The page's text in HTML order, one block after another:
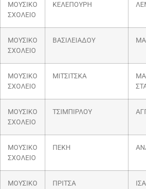
ΜΟΥΣΙΚΟ
ΣΧΟΛΕΙΟ
ΚΕΛΕΠΟΥΡΗ
ΜΟΥΣΙΚΟ
ΣΧΟΛΕΙΟ
ΒΑΣΙΛΕΙΑΔΟΥ
ΜΟΥΣΙΚΟ
ΣΧΟΛΕΙΟ
ΜΙΤΣΙΤΣΚΑ
ΜΟΥΣΙΚΟ
ΣΧΟΛΕΙΟ
ΤΣΙΜΠΙΡΛΟΥ
ΜΟΥΣΙΚΟ
ΣΧΟΛΕΙΟ
ΠΕΚΗ
ΜΟΥΣΙΚΟ
ΠΡΙΤΣΑ